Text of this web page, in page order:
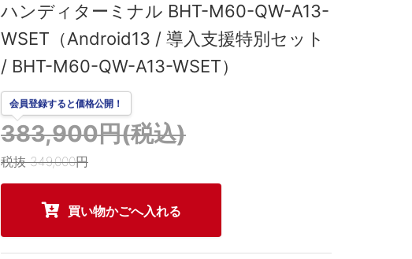
ハンディターミナル BHT-M60-QW-A13-
WSET（Android13 / 導入支援特別セット
/ BHT-M60-QW-A13-WSET）
383,900円(税込)
会員登録すると価格公開！
税抜 349,000円
買い物かごへ入れる